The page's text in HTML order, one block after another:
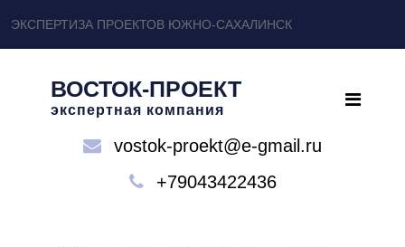
ЭКСПЕРТИЗА ПРОЕКТОВ ЮЖНО-САХАЛИНСК
ВОСТОК-ПРОЕКТ
экспертная компания
vostok-proekt@e-gmail.ru
+79043422436